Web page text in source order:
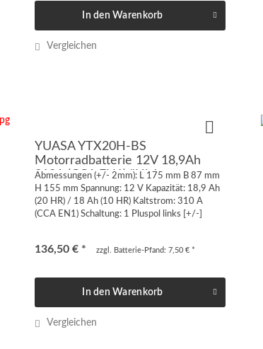
In den Warenkorb
Vergleichen
YUASA YTX20H-BS
Motorradbatterie 12V 18,9Ah
310A (CCA EN1) "High-
Performance"
Abmessungen (+/- 2mm): L 175 mm B 87 mm
H 155 mm Spannung: 12 V Kapazität: 18,9 Ah
(20 HR) / 18 Ah (10 HR) Kaltstrom: 310 A
(CCA EN1) Schaltung: 1 Pluspol links [+/-]
136,50 € * zzgl. Batterie-Pfand: 7,50 € *
In den Warenkorb
Vergleichen